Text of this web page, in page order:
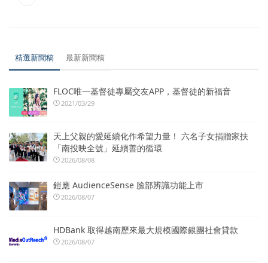
精選新聞稿 最新新聞稿
FLOC唯一基督徒專屬交友APP，基督徒的新福音
2021/03/29
天上父親的愛延續化作希望力量！ 六名子女捐贈家扶
「南投映全號」延續善的循環
2026/08/08
鎧應 AudienceSense 臉部辨識功能上市
2026/08/07
HDBank 取得越南歷來最大規模國際銀團社會貸款
2026/08/07